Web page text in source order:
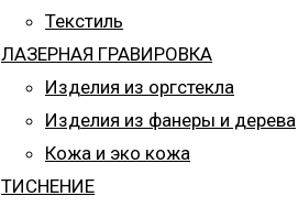
Текстиль
ЛАЗЕРНАЯ ГРАВИРОВКА
Изделия из оргстекла
Изделия из фанеры и дерева
Кожа и эко кожа
ТИСНЕНИЕ